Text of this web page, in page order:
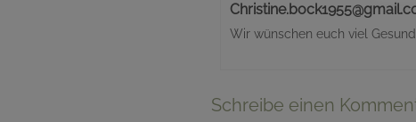
Wir wünschen euch viel
Schreibe einen